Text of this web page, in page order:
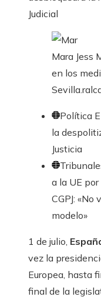
Judicial
Mara Jess
en los
Sevilla.
Política
la
Justicia
a la UE
CGPJ: «No
modelo»
1 de julio,
vez la
Europea, hasta
final de la